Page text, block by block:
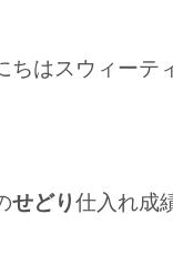
ちはスウィーテ
せどり仕入れ